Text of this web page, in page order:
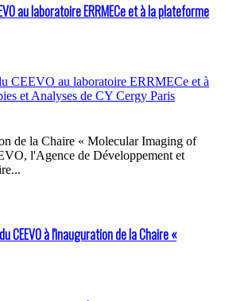
au laboratoire ERRMECe et à la plateforme
de la Chaire « Molecular Imaging of
l'Agence de Développement et
CEEVO à l'inauguration de la Chaire «